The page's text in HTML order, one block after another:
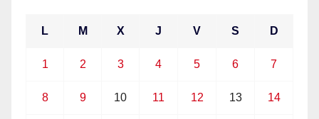
L M X J V S D
1 2 3 4 5 6 7
8 9 10 11 12 13 14